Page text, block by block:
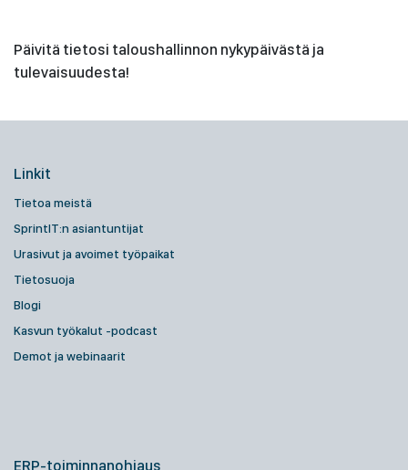
Päivitä tietosi taloushallinnon nykypäivästä ja
tulevaisuudesta!
Linkit
Tietoa meistä
SprintIT:n asiantuntijat
Urasivut ja avoimet työpaikat
Tietosuoja
Blogi
Kasvun työkalut -podcast
Demot ja webinaarit
ERP-toiminnanohjaus